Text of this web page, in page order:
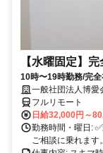
【水曜固定】
10時〜19時勤務/完
業務一般社団法人博愛
フルリモート
日給32,000円～
勤務時間・曜日:
ご相談に乗れます。